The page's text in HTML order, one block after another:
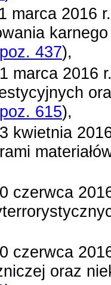
marca 2016
437),
marca 2016
615),
kwietnia
czerwca
czerwca
oraz